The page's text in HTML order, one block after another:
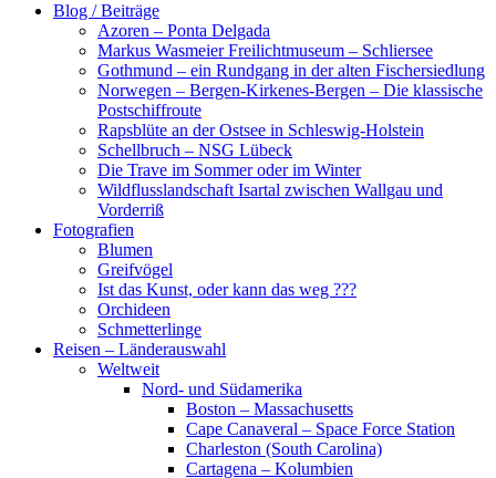
Blog / Beiträge
Azoren – Ponta Delgada
Markus Wasmeier Freilichtmuseum – Schliersee
Gothmund – ein Rundgang in der alten Fischersiedlung
Norwegen – Bergen-Kirkenes-Bergen – Die klassische
Postschiffroute
Rapsblüte an der Ostsee in Schleswig-Holstein
Schellbruch – NSG Lübeck
Die Trave im Sommer oder im Winter
Wildflusslandschaft Isartal zwischen Wallgau und
Vorderriß
Fotografien
Blumen
Greifvögel
Ist das Kunst, oder kann das weg ???
Orchideen
Schmetterlinge
Reisen – Länderauswahl
Weltweit
Nord- und Südamerika
Boston – Massachusetts
Cape Canaveral – Space Force Station
Charleston (South Carolina)
Cartagena – Kolumbien